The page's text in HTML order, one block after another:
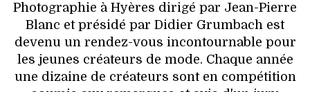
BEAUTÉ
MODE DE RUE
Photographie à Hyères dirigé par Jean-Pierre
Blanc et présidé par Didier Grumbach est
devenu un rendez-vous incontournable pour
les jeunes créateurs de mode. Chaque année
une dizaine de créateurs sont en compétition